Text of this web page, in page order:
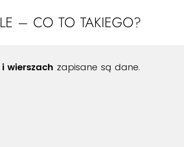
– CO TO TAKIEGO?
wierszach zapisane są dane.